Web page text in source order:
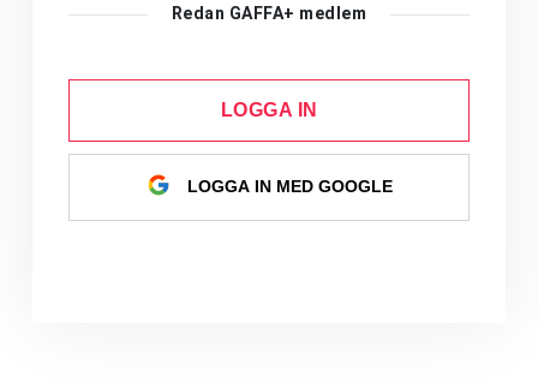
Redan GAFFA+ medlem
LOGGA IN
LOGGA IN MED GOOGLE